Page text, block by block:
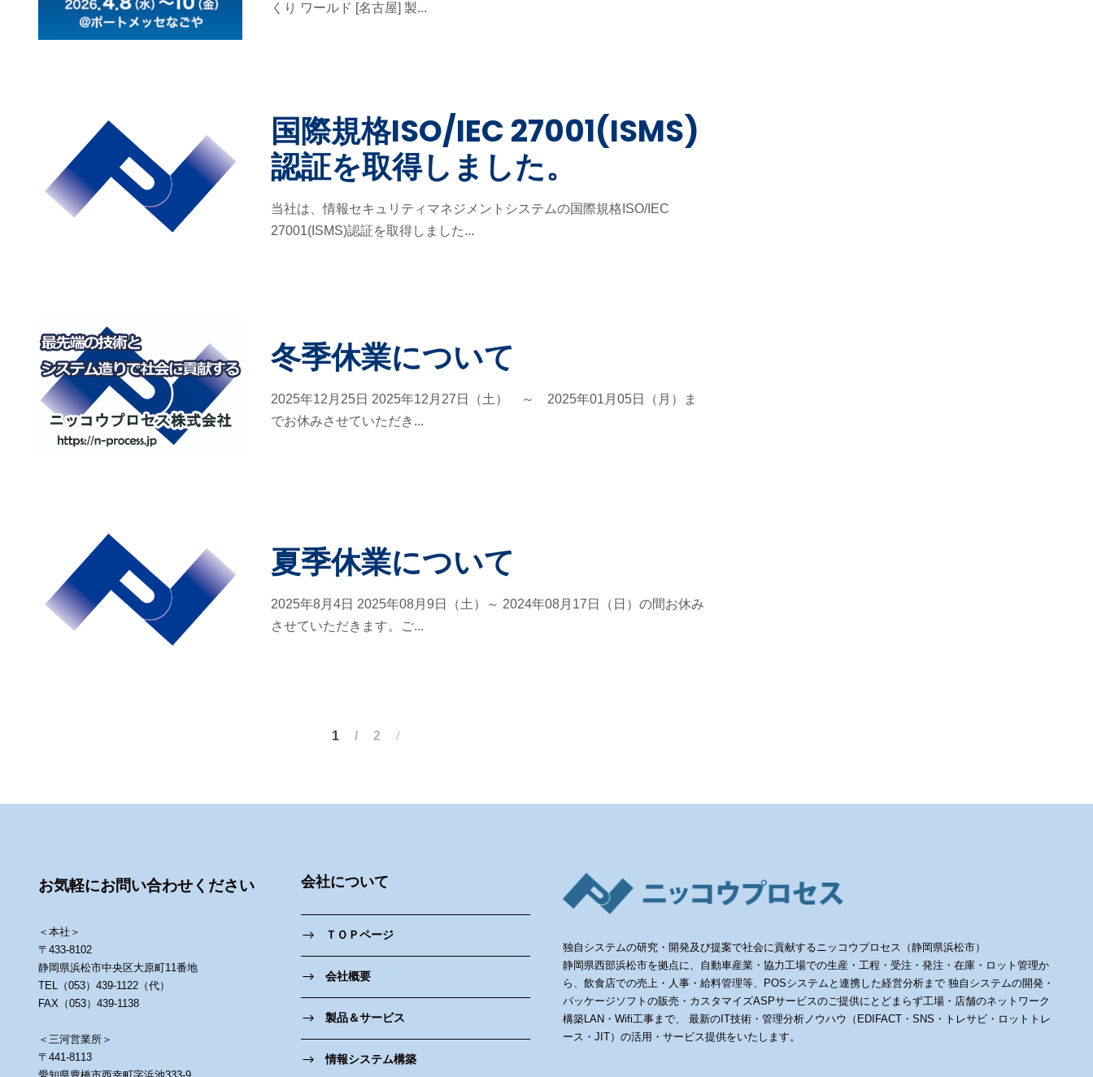
くり ワールド [名古屋] 製...
国際規格ISO/IEC 27001(ISMS)
認証を取得しました。
当社は、情報セキュリティマネジメントシステムの国際規格ISO/IEC
27001(ISMS)認証を取得しました...
冬季休業について
2025年12月25日 2025年12月27日（土） ～ 2025年01月05日（月）ま
でお休みさせていただき...
夏季休業について
2025年8月4日 2025年08月9日（土）～ 2024年08月17日（日）の間お休み
させていただきます。ご...
1 2
お気軽にお問い合わせください
＜本社＞
〒433-8102
静岡県浜松市中央区大原町11番地
TEL（053）439-1122（代）
FAX（053）439-1138
＜三河営業所＞
〒441-8113
会社について
ＴＯＰページ
会社概要
製品＆サービス
情報システム構築
独自システムの研究・開発及び提案で社会に貢献するニッコウプロセス（静岡県浜松市）
静岡県西部浜松市を拠点に、自動車産業・協力工場での生産・工程・受注・発注・在庫・ロット管理か
ら、飲食店での売上・人事・給料管理等、POSシステムと連携した経営分析まで 独自システムの開発・
パッケージソフトの販売・カスタマイズASPサービスのご提供にとどまらず工場・店舗のネットワーク
構築LAN・Wifi工事まで、 最新のIT技術・管理分析ノウハウ（EDIFACT・SNS・トレサビ・ロットトレ
ース・JIT）の活用・サービス提供をいたします。